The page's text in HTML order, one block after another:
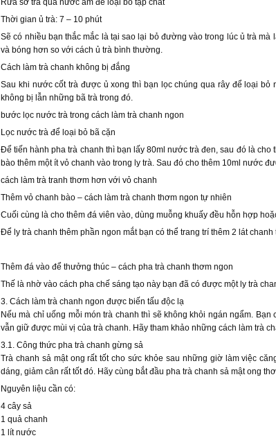
Rửa sơ trà qua nước ấm để loại bỏ tạp chất
Thời gian ủ trà: 7 – 10 phút
Sẽ có nhiều bạn thắc mắc là tại sao lại bỏ đường vào trong lúc ủ trà
và bóng hơn so với cách ủ trà bình thường.
Cách làm trà chanh không bị đắng
Sau khi nước cốt trà được ủ xong thì bạn lọc chúng qua rây để loại
không bị lẫn những bã trà trong đó.
bước lọc nước trà trong cách làm trà chanh ngon
Lọc nước trà để loại bỏ bã cặn
Để tiến hành pha trà chanh thì bạn lấy 80ml nước trà đen, sau đó là
bào thêm một ít vỏ chanh vào trong ly trà. Sau đó cho thêm 10ml nước
cách làm trà tranh thơm hơn với vỏ chanh
Thêm vỏ chanh bào – cách làm trà chanh thơm ngon tự nhiên
Cuối cùng là cho thêm đá viên vào, dùng muỗng khuấy đều hỗn hợp
Để ly trà chanh thêm phần ngon mắt bạn có thể trang trí thêm 2 lát
Thêm đá vào để thưởng thúc – cách pha trà chanh thơm ngon
Thế là nhờ vào cách pha chế sáng tạo này bạn đã có được một ly trà
3. Cách làm trà chanh ngon được biến tấu độc lạ
Nếu mà chỉ uống mỗi món trà chanh thì sẽ không khỏi ngán ngẩm.
vẫn giữ được mùi vị của trà chanh. Hãy tham khảo những cách làm trà
3.1. Công thức pha trà chanh gừng sả
Trà chanh sả mật ong rất tốt cho sức khỏe sau những giờ làm việc
dáng, giảm cân rất tốt đó. Hãy cùng bắt đầu pha trà chanh sả mật ong
Nguyên liệu cần có:
4 cây sả
1 quả chanh
1 lít nước